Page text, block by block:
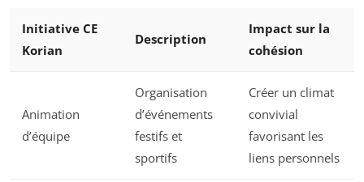
Initiative CE
Korian
Description
Impact sur la
cohésion
Animation
d’équipe
Organisation
d’événements
festifs et
sportifs
Créer un climat
convivial
favorisant les
liens personnels